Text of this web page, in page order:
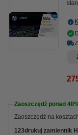
Zaoszczędź ponad
Zaoszczędź na
123drukuj zamiennik